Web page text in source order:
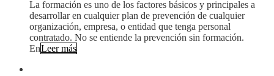
La formación es uno de los factores básicos y principales a
desarrollar en cualquier plan de prevención de cualquier
organización, empresa, o entidad que tenga personal
contratado. No se entiende la prevención sin formación.
EnLeer más